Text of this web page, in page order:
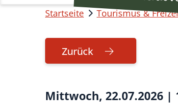
Startseite Tourismus &
Zurück
Mittwoch, 22.07.2026 |